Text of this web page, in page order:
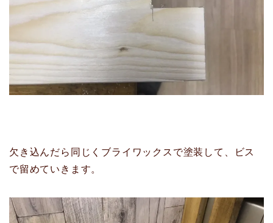
欠き込んだら同じくブライワックスで塗装して、ビス
で留めていきます。